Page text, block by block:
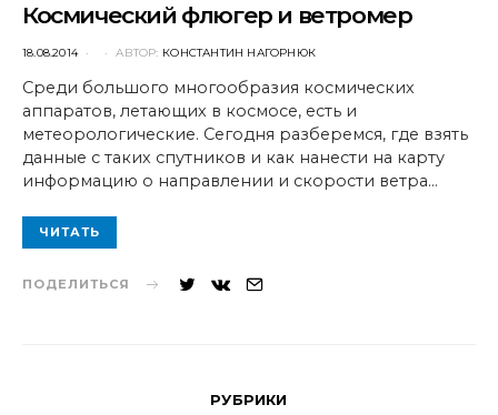
Космический флюгер и ветромер
POSTED
18.08.2014 АВТОР: КОНСТАНТИН НАГОРНЮК
Среди большого многообразия космических
аппаратов, летающих в космосе, есть и
метеорологические. Сегодня разберемся, где взять
данные с таких спутников и как нанести на карту
информацию о направлении и скорости ветра…
ЧИТАТЬ
ПОДЕЛИТЬСЯ
РУБРИКИ